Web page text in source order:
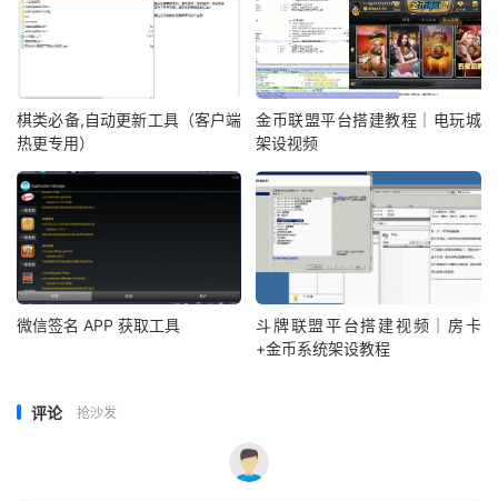
棋类必备,自动更新工具（客户端
热更专用）
金币联盟平台搭建教程｜电玩城
架设视频
微信签名 APP 获取工具
斗牌联盟平台搭建视频｜房卡
+金币系统架设教程
评论 抢沙发